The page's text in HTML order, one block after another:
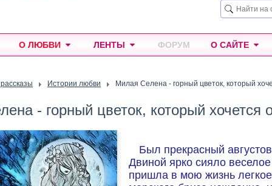
О ЛЮБВИ ЛЕНТЫ ФОРУМ О САЙТЕ
Истории любви Милая Селена - горный цветок, который
- горный цветок, который хочется
Был прекрасный
Двиной ярко сияло
пришла в мою жизнь